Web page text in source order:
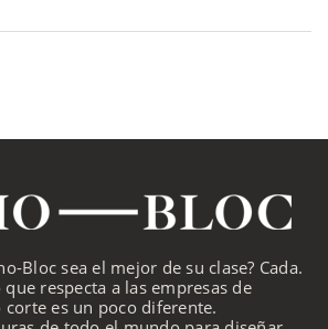
Bloc sea el mejor de su clase? Cada.
que respecta a las empresas de
es un poco diferente.